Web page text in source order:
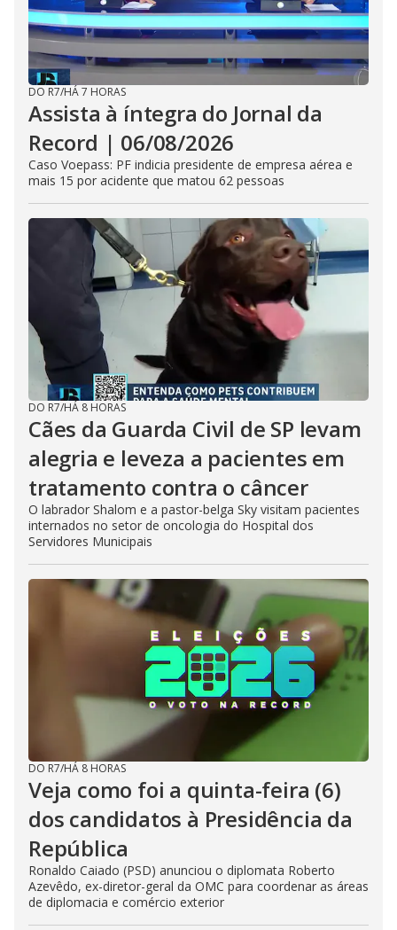
DO R7/HÁ 7 HORAS
Assista à íntegra do Jornal da
Record | 06/08/2026
Caso Voepass: PF indicia presidente de empresa aérea e
mais 15 por acidente que matou 62 pessoas
DO R7/HÁ 8 HORAS
Cães da Guarda Civil de SP levam
alegria e leveza a pacientes em
tratamento contra o câncer
O labrador Shalom e a pastor-belga Sky visitam pacientes
internados no setor de oncologia do Hospital dos
Servidores Municipais
DO R7/HÁ 8 HORAS
Veja como foi a quinta-feira (6)
dos candidatos à Presidência da
República
Ronaldo Caiado (PSD) anunciou o diplomata Roberto
Azevêdo, ex-diretor-geral da OMC para coordenar as áreas
de diplomacia e comércio exterior